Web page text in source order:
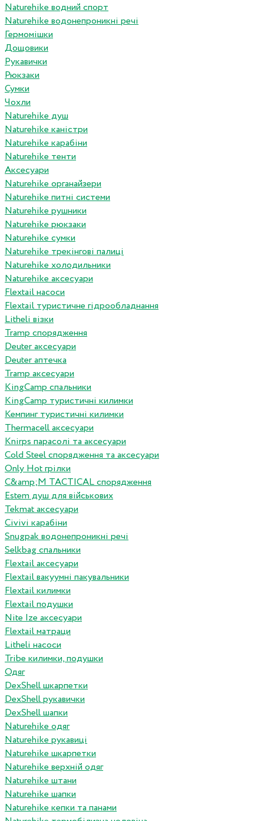
Naturehike водний спорт
Naturehike водонепроникні речі
Гермомішки
Дощовики
Рукавички
Рюкзаки
Сумки
Чохли
Naturehike душ
Naturehike каністри
Naturehike карабіни
Naturehike тенти
Аксесуари
Naturehike органайзери
Naturehike питні системи
Naturehike рушники
Naturehike рюкзаки
Naturehike сумки
Naturehike трекінгові палиці
Naturehike холодильники
Naturehike аксесуари
Flextail насоси
Flextail туристичне гідрообладнання
Litheli візки
Tramp спорядження
Deuter аксесуари
Deuter аптечка
Tramp аксесуари
KingCamp спальники
KingCamp туристичні килимки
Кемпинг туристичні килимки
Thermacell аксесуари
Knirps парасолі та аксесуари
Cold Steel спорядження та аксесуари
Only Hot грілки
C&amp;M TACTICAL спорядження
Estem душ для військових
Tekmat аксесуари
Сivivi карабіни
Snugpak водонепроникні речі
Selkbag спальники
Flextail аксесуари
Flextail вакуумні пакувальники
Flextail килимки
Flextail подушки
Nite Ize аксесуари
Flextail матраци
Litheli насоси
Tribe килимки, подушки
Одяг
DexShell шкарпетки
DexShell рукавички
DexShell шапки
Naturehike одяг
Naturehike рукавиці
Naturehike шкарпетки
Naturehike верхній одяг
Naturehike штани
Naturehike шапки
Naturehike кепки та панами